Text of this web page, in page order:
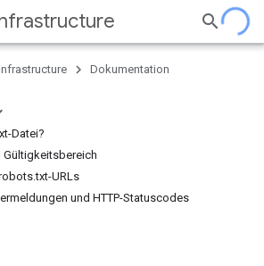
Dokumentation
Datei?
URLs
und HTTP-Statuscodes